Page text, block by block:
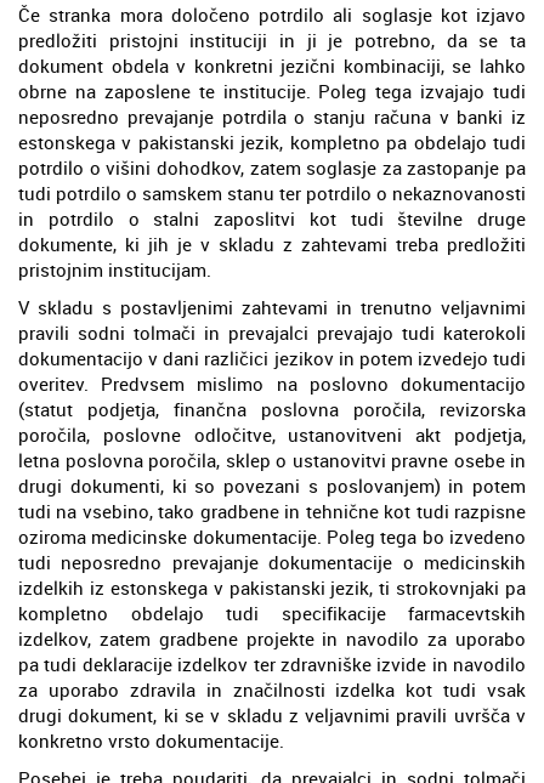
Če stranka mora določeno potrdilo ali soglasje kot izjavo
predložiti pristojni instituciji in ji je potrebno, da se ta
dokument obdela v konkretni jezični kombinaciji, se lahko
obrne na zaposlene te institucije. Poleg tega izvajajo tudi
neposredno prevajanje potrdila o stanju računa v banki iz
estonskega v pakistanski jezik, kompletno pa obdelajo tudi
potrdilo o višini dohodkov, zatem soglasje za zastopanje pa
tudi potrdilo o samskem stanu ter potrdilo o nekaznovanosti
in potrdilo o stalni zaposlitvi kot tudi številne druge
dokumente, ki jih je v skladu z zahtevami treba predložiti
pristojnim institucijam.
V skladu s postavljenimi zahtevami in trenutno veljavnimi
pravili sodni tolmači in prevajalci prevajajo tudi katerokoli
dokumentacijo v dani različici jezikov in potem izvedejo tudi
overitev. Predvsem mislimo na poslovno dokumentacijo
(statut podjetja, finančna poslovna poročila, revizorska
poročila, poslovne odločitve, ustanovitveni akt podjetja,
letna poslovna poročila, sklep o ustanovitvi pravne osebe in
drugi dokumenti, ki so povezani s poslovanjem) in potem
tudi na vsebino, tako gradbene in tehnične kot tudi razpisne
oziroma medicinske dokumentacije. Poleg tega bo izvedeno
tudi neposredno prevajanje dokumentacije o medicinskih
izdelkih iz estonskega v pakistanski jezik, ti strokovnjaki pa
kompletno obdelajo tudi specifikacije farmacevtskih
izdelkov, zatem gradbene projekte in navodilo za uporabo
pa tudi deklaracije izdelkov ter zdravniške izvide in navodilo
za uporabo zdravila in značilnosti izdelka kot tudi vsak
drugi dokument, ki se v skladu z veljavnimi pravili uvršča v
konkretno vrsto dokumentacije.
Posebej je treba poudariti, da prevajalci in sodni tolmači